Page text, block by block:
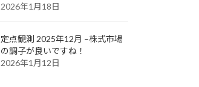
2026年1月18日
定点観測 2025年12月 –株式市場
の調子が良いですね！
2026年1月12日